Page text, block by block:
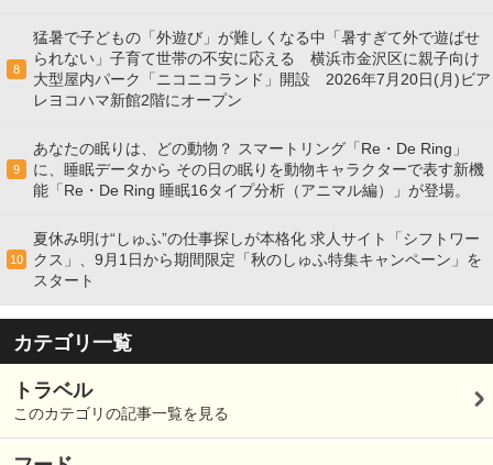
8
猛暑で子どもの「外遊び」が難しくなる中「暑すぎて外で遊ばせ
られない」子育て世帯の不安に応える 横浜市金沢区に親子向け
大型屋内パーク「ニコニコランド」開設 2026年7月20日(月)ビア
レヨコハマ新館2階にオープン
9
あなたの眠りは、どの動物？ スマートリング「Re・De Ring」
に、睡眠データから その日の眠りを動物キャラクターで表す新機
能「Re・De Ring 睡眠16タイプ分析（アニマル編）」が登場。
10
夏休み明け“しゅふ”の仕事探しが本格化 求人サイト「シフトワー
クス」、9月1日から期間限定「秋のしゅふ特集キャンペーン」を
スタート
カテゴリ一覧
トラベル
このカテゴリの記事一覧を見る